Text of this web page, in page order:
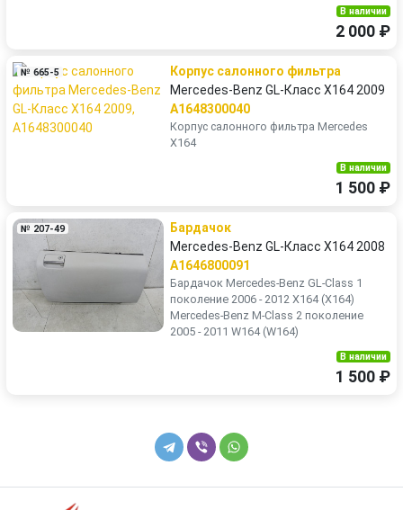
В наличии
2 000 ₽
№ 665-5
Корпус салонного фильтра
Mercedes-Benz GL-Класс X164 2009
A1648300040
Корпус салонного фильтра Mercedes
X164
В наличии
1 500 ₽
№ 207-49
Бардачок
Mercedes-Benz GL-Класс X164 2008
A1646800091
Бардачок Mercedes-Benz GL-Class 1
поколение 2006 - 2012 X164 (X164)
Mercedes-Benz M-Class 2 поколение
2005 - 2011 W164 (W164)
В наличии
1 500 ₽